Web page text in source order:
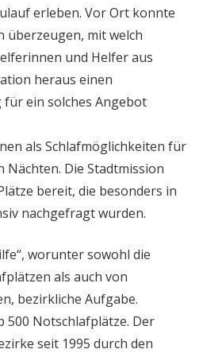
erleben. Vor Ort konnte
überzeugen, mit welch
und Helfer aus
heraus einen
ein solches Angebot
als Schlafmöglichkeiten für
Die Stadtmission
bereit, die besonders in
nachgefragt wurden.
worunter sowohl die
als auch von
bezirkliche Aufgabe.
500 Notschlafplätze. Der
seit 1995 durch den